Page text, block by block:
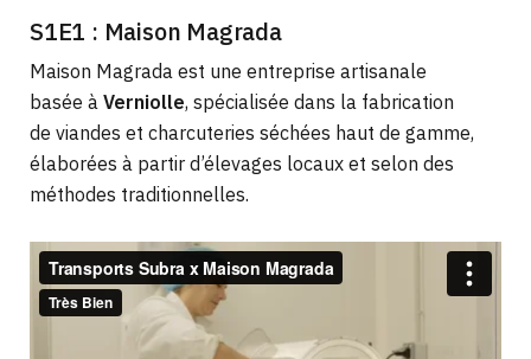
S1E1 : Maison Magrada
Maison Magrada est une entreprise artisanale
basée à Verniolle, spécialisée dans la fabrication
de viandes et charcuteries séchées haut de gamme,
élaborées à partir d’élevages locaux et selon des
méthodes traditionnelles.